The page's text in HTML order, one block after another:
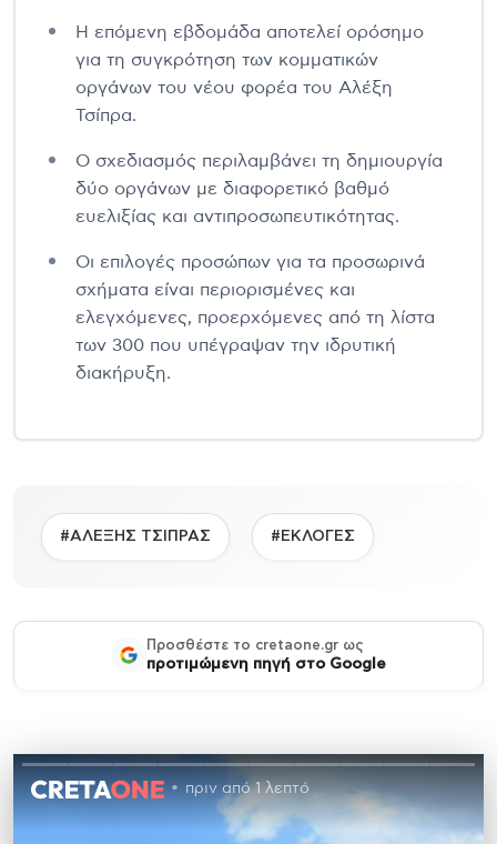
Η επόμενη εβδομάδα αποτελεί ορόσημο
για τη συγκρότηση των κομματικών
οργάνων του νέου φορέα του Αλέξη
Τσίπρα.
Ο σχεδιασμός περιλαμβάνει τη δημιουργία
δύο οργάνων με διαφορετικό βαθμό
ευελιξίας και αντιπροσωπευτικότητας.
Οι επιλογές προσώπων για τα προσωρινά
σχήματα είναι περιορισμένες και
ελεγχόμενες, προερχόμενες από τη λίστα
των 300 που υπέγραψαν την ιδρυτική
διακήρυξη.
#ΑΛΕΞΗΣ ΤΣΙΠΡΑΣ #ΕΚΛΟΓΕΣ
Προσθέστε το cretaone.gr ως
προτιμώμενη πηγή στο Google
πριν από 1 λεπτό